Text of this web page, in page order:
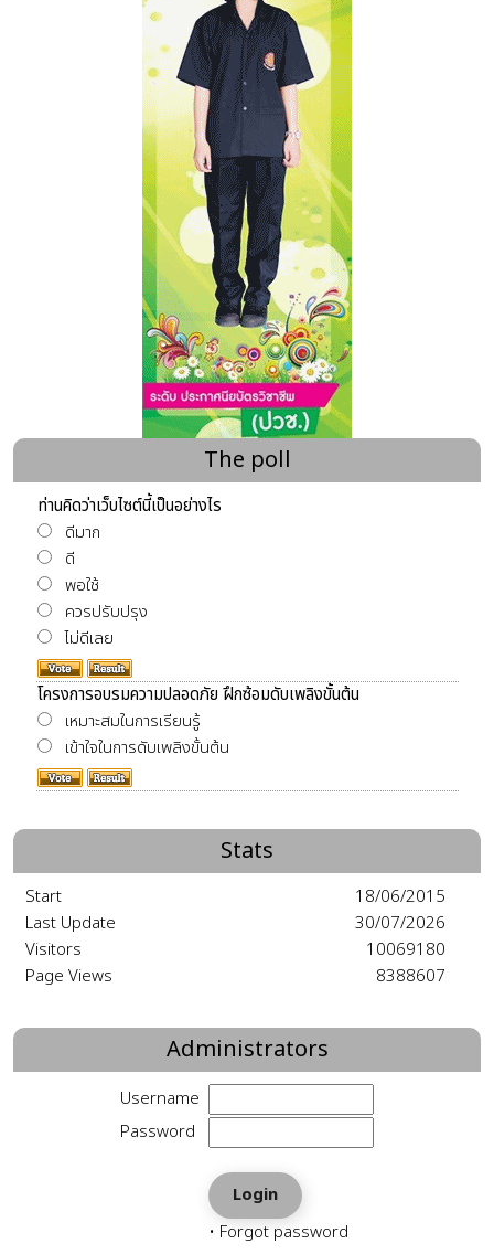
The poll
ท่านคิดว่าเว็บไซต์นี้เป็นอย่างไร
ดีมาก
ดี
พอใช้
ควรปรับปรุง
ไม่ดีเลย
โครงการอบรมความปลอดภัย ฝึกซ้อมดับเพลิงขั้นต้น
เหมาะสมในการเรียนรู้
เข้าใจในการดับเพลิงขั้นต้น
Stats
Start
18/06/2015
Last Update
30/07/2026
Visitors
10069180
Page Views
8388607
Administrators
Username
Password
• Forgot password